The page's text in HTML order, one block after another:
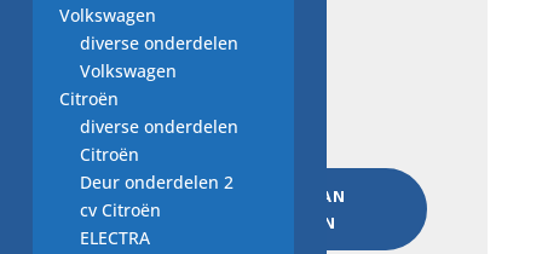
€10,00
deur
haak
T.Nr.132444
aantal
TOEVOEGEN AAN
WINKELWAGEN
Volkswagen
diverse onderdelen
Volkswagen
Citroën
diverse onderdelen
Citroën
Deur onderdelen 2
cv Citroën
ELECTRA